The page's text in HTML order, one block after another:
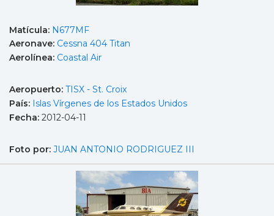
Matícula: N677MF
Aeronave: Cessna 404 Titan
Aerolínea: Coastal Air
Aeropuerto: TISX - St. Croix
País: Islas Vírgenes de los Estados Unidos
Fecha: 2012-04-11
Foto por: JUAN ANTONIO RODRIGUEZ III